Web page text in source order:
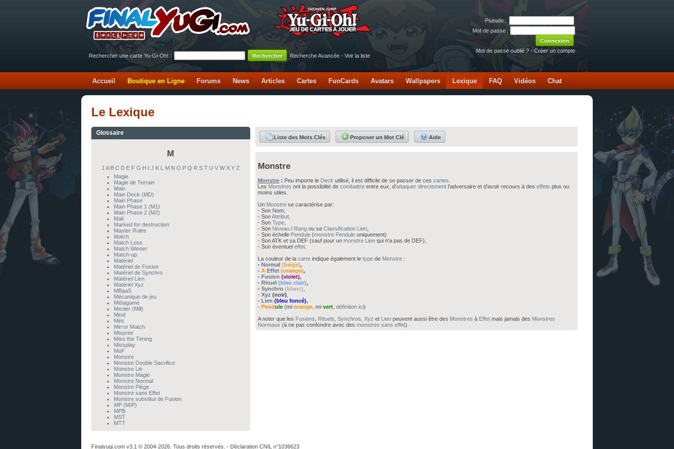
Pseudo :
Mot de passe :
Mot de passe oublié ? - Créer un compte
Rechercher une carte Yu-Gi-Oh! :
Recherche Avancée - Voir la liste
Accueil Boutique en Ligne Forums News Articles Cartes FunCards Avatars Wallpapers Lexique FAQ Vidéos Chat
Le Lexique
Glossaire
M
1 A B C D E F G H J K M N O P Q R S T U V W X Y Z
Magie
Magie de Terrain
Main
Main Deck (MD)
Main Phase
Main Phase 1 (M1)
Main Phase 2 (M2)
Mali
Marked for destruction
Master Rules
Match
Match Loss
Match Winner
Match-up
Matériel
Matériel de Fusion
Matériel de Synchro
Matériel Lien
Matériel Xyz
MBaaS
Mécanique de jeu
Métagame
Meuler (Mill)
Mind
Mint
Mirror Match
Misprint
Miss the Timing
Missplay
MoF
Monstre
Monstre Double Sacrifice
Monstre Lié
Monstre Magie
Monstre Normal
Monstre Piège
Monstre sans Effet
Monstre substitut de Fusion
MP (M/P)
MPB
MST
MTT
Liste des Mots Clés Proposer un Mot Clé Aide
Monstre
Monstre: Peu importe le Deck utilisé, il est difficile de se passer de ces cartes
Les Monstres ont la possibilité de combattreentre eux, d'attaquer directementl'adversaire et d'avoir recours à des effets plus ou
moins utiles.
Un Monstrese caractérise par:
- Son Nom,
- SonAttribut,
- Son Type,
- Son Niveau/ Rangou sa Classification Lien,
- Son échelle Pendule(monstre Penduleuniquement)
- Son ATK et sa DEF (sauf pour un monstre Lienqui n'a pas de DEF),
- Son éventuel effet.
La couleur de la carteindique également le typede Monstre:
- Normal (beige),
- A Effet(orange),
- Fusion (violet),
- Rituel (bleu clair),
- Synchro(blanc)
- Xyz (noir)
- Lien (bleu foncé),
- Pendule(mi-orange, mi-vert, définition ici)
A noter que les Fusions Rituels Synchros Xyz et Lienpeuvent aussi être des Monstres à Effetmais jamais des Monstres
Normaux (à ne pas confondre avec des monstres sans effet).
Finalyugi.com v3.1 © 2004-2026. Tous droits réservés. - Déclaration CNIL n°1036623